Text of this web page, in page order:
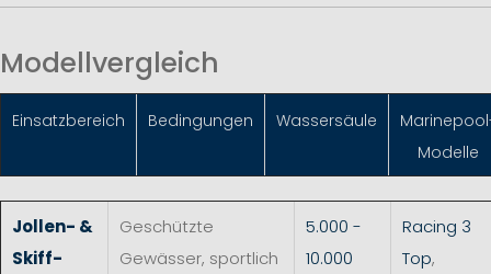
Modellvergleich
Einsatzbereich Bedingungen Wassersäule
Modelle
Jollen- &
Skiff-
Geschützte
Gewässer, sportlich
5.000 -
10.000
Racing 3
Top,